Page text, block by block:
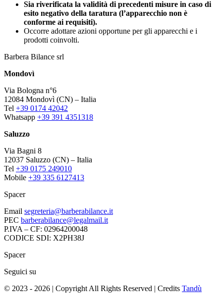
Sia riverificata la validità di precedenti misure in caso di
esito negativo della taratura (l’apparecchio non è
conforme ai requisiti).
Occorre adottare azioni opportune per gli apparecchi e i
prodotti coinvolti.
Barbera Bilance srl
Mondovì
Via Bologna n°6
12084 Mondovì (CN) – Italia
Tel +39 0174 42042
Whatsapp +39 391 4351318
Saluzzo
Via Bagni 8
12037 Saluzzo (CN) – Italia
Tel +39 0175 249010
Mobile +39 335 6127413
Spacer
Email segreteria@barberabilance.it
PEC barberabilance@legalmail.it
P.IVA – CF: 02964200048
CODICE SDI: X2PH38J
Spacer
Seguici su
© 2023 - 2026 | Copyright All Rights Reserved | Credits Tandù